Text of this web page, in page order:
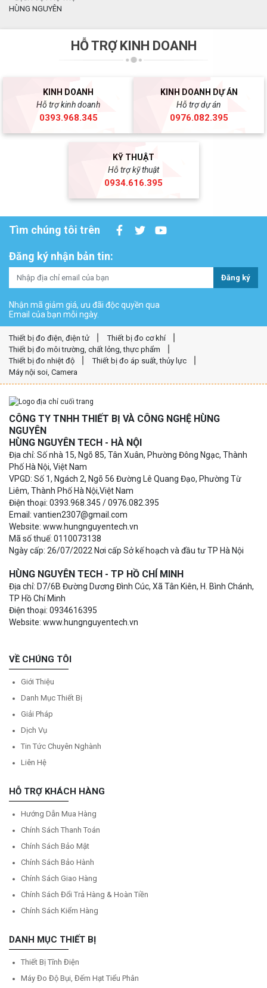
HÙNG NGUYÊN
HỖ TRỢ KINH DOANH
KINH DOANH
Hỗ trợ kinh doanh
0393.968.345
KINH DOANH DỰ ÁN
Hỗ trợ dự án
0976.082.395
KỸ THUẬT
Hỗ trợ kỹ thuật
0934.616.395
Tìm chúng tôi trên
Đăng ký nhận bản tin:
Đăng ký
Nhận mã giảm giá, ưu đãi độc quyền qua
Email của bạn mỗi ngày.
Thiết bị đo điện, điện tử
Thiết bị đo cơ khí
Thiết bị đo môi trường, chất lỏng, thực phẩm
Thiết bị đo nhiệt độ
Thiết bị đo áp suất, thủy lực
Máy nội soi, Camera
CÔNG TY TNHH THIẾT BỊ VÀ CÔNG NGHỆ HÙNG
NGUYÊN
HÙNG NGUYÊN TECH - HÀ NỘI
Địa chỉ: Số nhà 15, Ngõ 85, Tân Xuân, Phường Đông Ngạc, Thành
Phố Hà Nội, Việt Nam
VPGD: Số 1, Ngách 2, Ngõ 56 Đường Lê Quang Đạo, Phường Từ
Liêm, Thành Phố Hà Nội,Việt Nam
Điện thoại: 0393.968.345 / 0976.082.395
Email: vantien2307@gmail.com
Website: www.hungnguyentech.vn
Mã số thuế: 0110073138
Ngày cấp: 26/07/2022 Nơi cấp Sở kế hoạch và đầu tư TP Hà Nội
HÙNG NGUYÊN TECH - TP HỒ CHÍ MINH
Địa chỉ: D7/6B Đường Dương Đình Cúc, Xã Tân Kiên, H. Bình Chánh,
TP Hồ Chí Minh
Điện thoại: 0934616395
Website: www.hungnguyentech.vn
VỀ CHÚNG TÔI
Giới Thiệu
Danh Mục Thiết Bị
Giải Pháp
Dịch Vụ
Tin Tức Chuyên Nghành
Liên Hệ
HỖ TRỢ KHÁCH HÀNG
Hướng Dẫn Mua Hàng
Chính Sách Thanh Toán
Chính Sách Bảo Mật
Chính Sách Bảo Hành
Chính Sách Giao Hàng
Chính Sách Đổi Trả Hàng & Hoàn Tiền
Chính Sách Kiểm Hàng
DANH MỤC THIẾT BỊ
Thiết Bị Tĩnh Điện
Máy Đo Độ Bụi, Đếm Hạt Tiểu Phân